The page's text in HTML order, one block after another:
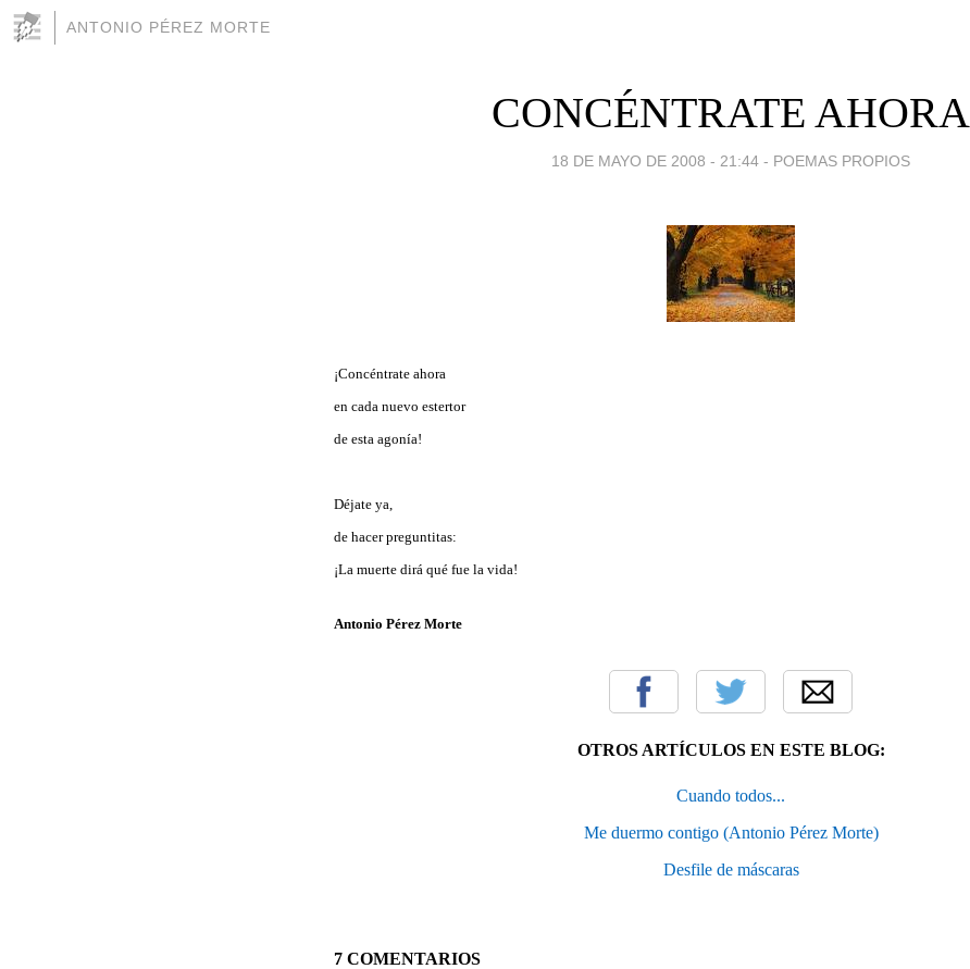
ANTONIO PÉREZ MORTE
CONCÉNTRATE AHORA
18 DE MAYO DE 2008 - 21:44 - POEMAS PROPIOS
¡Concéntrate ahora
en cada nuevo estertor
de esta agonía!
Déjate ya,
de hacer preguntitas:
¡La muerte dirá qué fue la vida!
Antonio Pérez Morte
OTROS ARTÍCULOS EN ESTE BLOG:
Cuando todos...
Me duermo contigo (Antonio Pérez Morte)
Desfile de máscaras
7 COMENTARIOS